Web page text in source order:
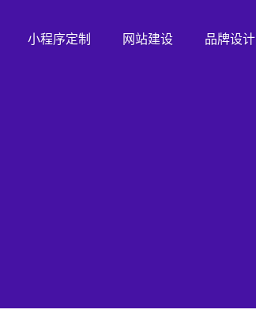
小程序定制 网站建设 品牌设计